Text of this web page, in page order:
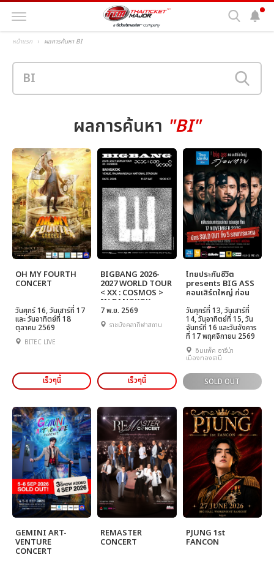
หน้าแรก ผลการค้นหา BI
ผลการค้นหา "BI"
OH MY FOURTH
CONCERT
วันศุกร์ 16, วันเสาร์ที่ 17
และ วันอาทิตย์ที่ 18
ตุลาคม 2569
BITEC LIVE
เร็วๆนี้
BIGBANG 2026-
2027 WORLD TOUR
< XX : COSMOS >
IN BANGKOK
7 พ.ย. 2569
ราชมังคลากีฬาสถาน
เร็วๆนี้
ไทยประกันชีวิต
presents BIG ASS
คอนเสิร์ตใหญ่ ก่อน
วันศุกร์ที่ 13, วันเสาร์ที่
14, วันอาทิตย์ที่ 15, วัน
จันทร์ที่ 16 และวันอังคาร
ที่ 17 พฤศจิกายน 2569
อิมแพ็ค อารีน่า
เมืองทองธานี
SOLD OUT
GEMINI ART-
VENTURE
CONCERT
REMASTER
CONCERT
PJUNG 1st
FANCON